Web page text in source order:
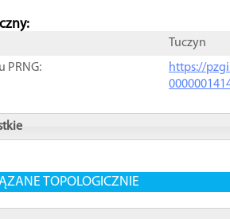
Tuczyn
PRNG:
https://
TOPOLOGICZNIE